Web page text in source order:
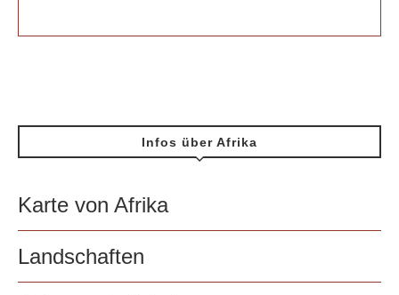
Infos über Afrika
Karte von Afrika
Landschaften